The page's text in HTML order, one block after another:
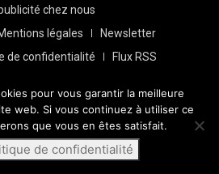
chez nous
légales
Newsletter
de confidentialité
Flux RSS
Tout droits réservés | Fait avec
pour vous garantir la meilleure
web. Si vous continuez à utiliser ce
que vous en êtes satisfait.
de confidentialité